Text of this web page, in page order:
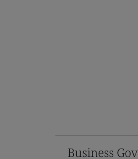
Business